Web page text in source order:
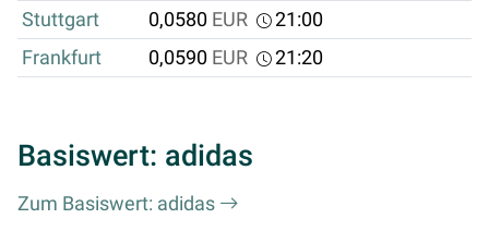
Stuttgart
0,0580 EUR
21:00
Frankfurt
0,0590 EUR 21:20
Basiswert: adidas
Zum Basiswert: adidas